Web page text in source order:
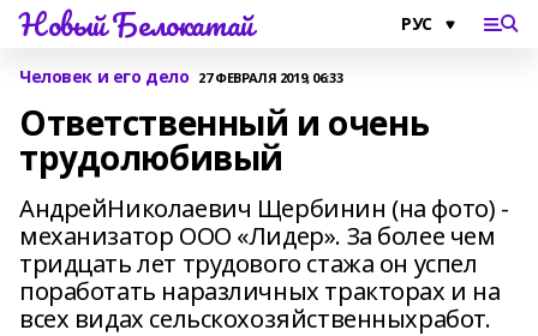
Новый Белокатай
Человек и его дело 27 ФЕВРАЛЯ 2019, 06:33
Ответственный и очень
трудолюбивый
АндрейНиколаевич Щербинин (на фото) -
механизатор ООО «Лидер». За более чем
тридцать лет трудового стажа он успел
поработать наразличных тракторах и на
всех видах сельскохозяйственныхработ.